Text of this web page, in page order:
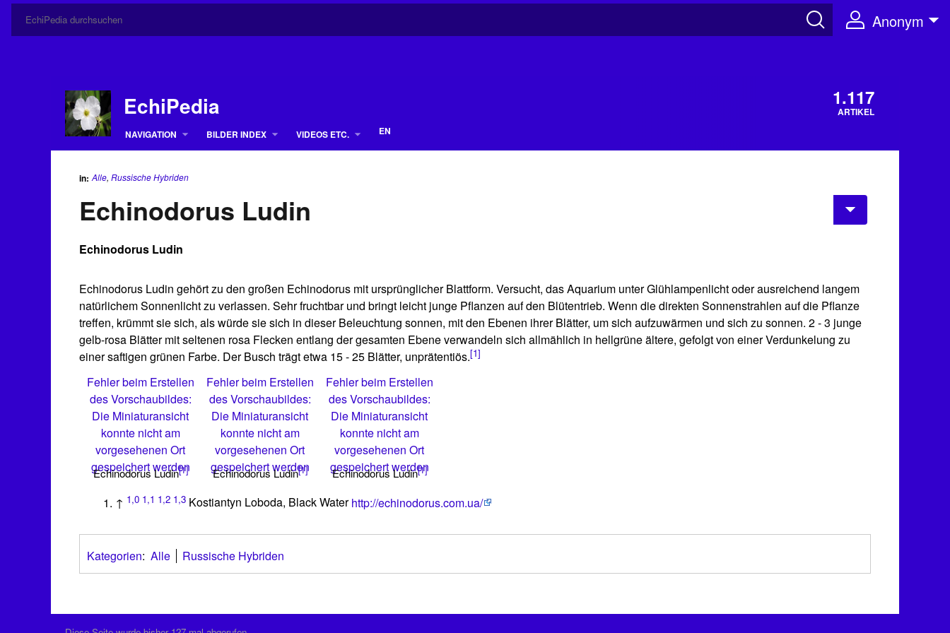
Anonym
EchiPedia 1.117
ARTIKEL
NAVIGATION
BILDER INDEX VIDEOS ETC. EN
in: Alle, Russische Hybriden
Echinodorus Ludin
Echinodorus Ludin
Echinodorus Ludin gehört zu den großen Echinodorus mit ursprünglicher Blattform. Versucht, das Aquarium unter Glühlampenlicht oder ausreichend langem
natürlichem Sonnenlicht zu verlassen. Sehr fruchtbar und bringt leicht junge Pflanzen auf den Blütentrieb. Wenn die direkten Sonnenstrahlen auf die Pflanze
treffen, krümmt sie sich, als würde sie sich in dieser Beleuchtung sonnen, mit den Ebenen ihrer Blätter, um sich aufzuwärmen und sich zu sonnen. 2 - 3 junge
gelb-rosa Blätter mit seltenen rosa Flecken entlang der gesamten Ebene verwandeln sich allmählich in hellgrüne ältere, gefolgt von einer Verdunkelung zu
einer saftigen grünen Farbe. Der Busch trägt etwa 15 - 25 Blätter, unprätentiös.[1]
Fehler beim Erstellen
des Vorschaubildes:
Die Miniaturansicht
konnte nicht am
vorgesehenen Ort
gespeichert werden
Echinodorus Ludin[1]
Fehler beim Erstellen
des Vorschaubildes:
Die Miniaturansicht
konnte nicht am
vorgesehenen Ort
gespeichert werden
Echinodorus Ludin[1]
Fehler beim Erstellen
des Vorschaubildes:
Die Miniaturansicht
konnte nicht am
vorgesehenen Ort
gespeichert werden
Echinodorus Ludin[1]
↑ 1,0 1,1 1,2 1,3 Kostiantyn Loboda, Black Waterhttp://echinodorus.com.ua/
Kategorien: Alle Russische Hybriden